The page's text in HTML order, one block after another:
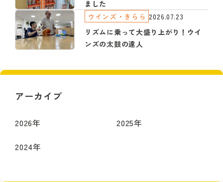
ました
リズムに乗って大盛り上がり！ウイ
ンズの太鼓の達人
ウインズ・きらら 2026.07.23
アーカイブ
2026年 2025年
2024年